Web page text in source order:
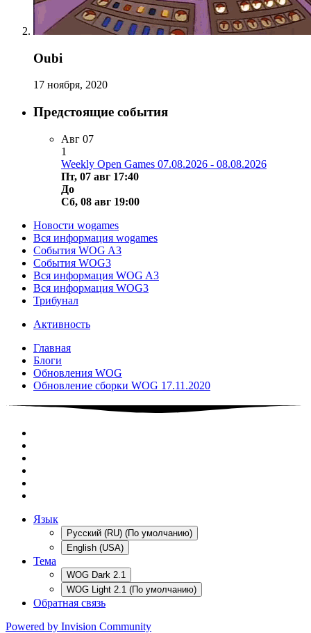
Oubi
17 ноября, 2020
Предстоящие события
Авг 07
1
Weekly Open Games 07.08.2026 - 08.08.2026
Пт, 07 авг 17:40
До
Сб, 08 авг 19:00
Новости wogames
Вся информация wogames
События WOG A3
События WOG3
Вся информация WOG A3
Вся информация WOG3
Трибунал
Активность
Главная
Блоги
Обновления WOG
Обновление сборки WOG 17.11.2020
Язык
Русский (RU) (По умолчанию)
English (USA)
Тема
WOG Dark 2.1
WOG Light 2.1 (По умолчанию)
Обратная связь
Powered by Invision Community